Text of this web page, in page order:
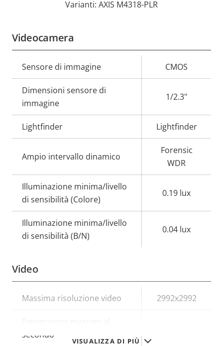
VISUALIZZA DI PIÙ
Varianti: AXIS M4318-PLR
Videocamera
Descrizione
della
proprietà
Valore
della
proprietà
Sensore di immagine CMOS
Dimensioni sensore di
immagine
1/2.3"
Lightfinder Lightfinder
Ampio intervallo dinamico
Forensic
WDR
Illuminazione minima/livello
di sensibilità (Colore)
0.19 lux
Illuminazione minima/livello
di sensibilità (B/N)
0.04 lux
Video
Descrizione
Valore
Massima risoluzione video 2992x2992
secondo